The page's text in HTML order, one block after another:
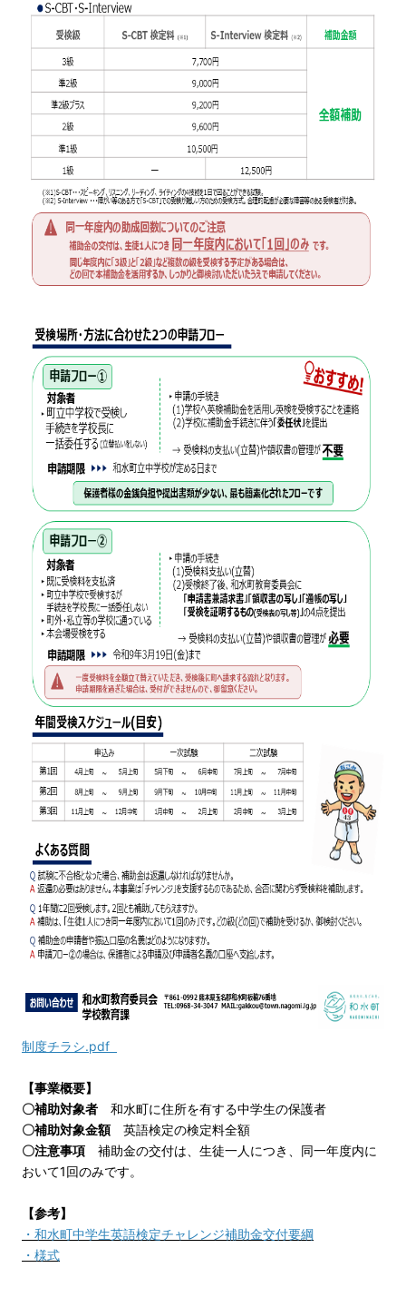
制度チラシ.pdf
【事業概要】
〇補助対象者 和水町に住所を有する中学生の保護者
〇補助対象金額英語検定の検定料全額
〇注意事項 補助金の交付は、生徒一人につき、同一年度内に
おいて1回のみです。
【参考】
・和水町中学生英語検定チャレンジ補助金交付要綱
・様式